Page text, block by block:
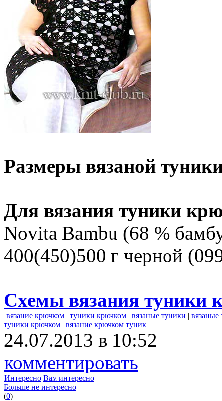
Размеры вязаной
Для вязания туники
Novita Bambu (68 %
400(450)500 г черной
Схемы вязания туники
вязание крючком | туники крючком | вязаные туники | вязаные
туники крючком | вязание крючком туник
24.07.2013 в 10:52
комментировать
Интересно Вам интересно
Больше не интересно
(0)